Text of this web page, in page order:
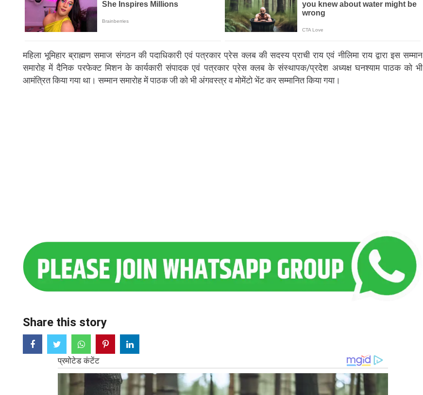
महिला भूमिहार ब्राह्मण समाज संगठन की पदाधिकारी एवं पत्रकार प्रेस क्लब की सदस्य प्राची राय एवं नीलिमा राय द्वारा इस सम्मान
समारोह में दैनिक परफेक्ट मिशन के कार्यकारी संपादक एवं पत्रकार प्रेस क्लब के संस्थापक/प्रदेश अध्यक्ष घनश्याम पाठक को भी
आमंत्रित किया गया था। सम्मान समारोह में पाठक जी को भी अंगवस्त्र व मोमेंटो भेंट कर सम्मानित किया गया।
Share this story